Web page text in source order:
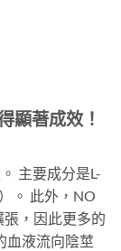
顯著成效！
主要成分是L-
。 此外，NO
，因此更多的
血液流向陰莖